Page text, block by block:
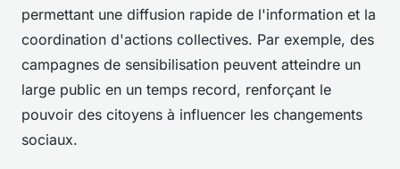
permettant une diffusion rapide de l'information et la
coordination d'actions collectives. Par exemple, des
campagnes de sensibilisation peuvent atteindre un
large public en un temps record, renforçant le
pouvoir des citoyens à influencer les changements
sociaux.